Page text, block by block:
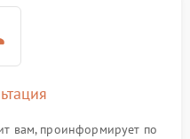
вам, проинформирует по